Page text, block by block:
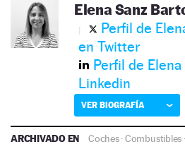
Elena Sanz
Perfil de
en Twitter
Perfil de
Linkedin
VER BIOGRAFÍA
ARCHIVADO EN Coches·Combustibles ·